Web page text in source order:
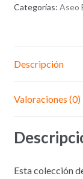
Categorías: Aseo
Descripción
Valoraciones (0)
Esta colección